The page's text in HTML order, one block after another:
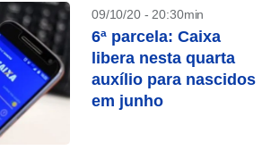
09/10/20 - 20:30min
6ª parcela: Caixa
libera nesta quarta
auxílio para nascidos
em junho